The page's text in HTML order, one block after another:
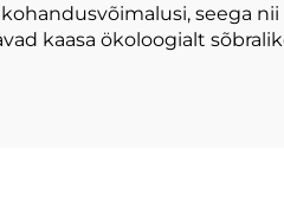
seega
kaasa ökoloogialt